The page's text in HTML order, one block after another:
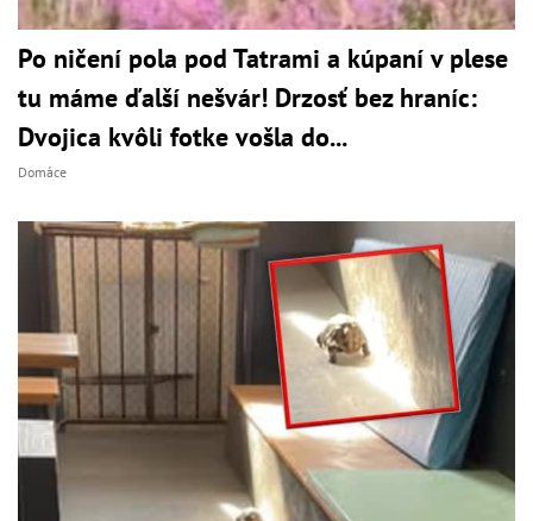
Po ničení pola pod Tatrami a kúpaní v plese
tu máme ďalší nešvár! Drzosť bez hraníc:
Dvojica kvôli fotke vošla do...
Domáce